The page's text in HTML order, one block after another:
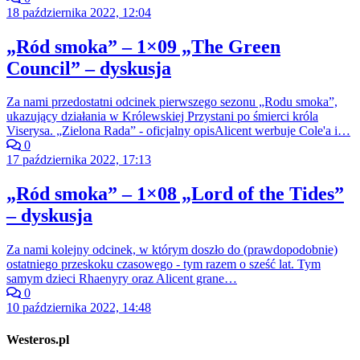
18 października 2022, 12:04
„Ród smoka” – 1×09 „The Green
Council” – dyskusja
Za nami przedostatni odcinek pierwszego sezonu „Rodu smoka”,
ukazujący działania w Królewskiej Przystani po śmierci króla
Viserysa. „Zielona Rada” - oficjalny opisAlicent werbuje Cole'a i…
0
17 października 2022, 17:13
„Ród smoka” – 1×08 „Lord of the Tides”
– dyskusja
Za nami kolejny odcinek, w którym doszło do (prawdopodobnie)
ostatniego przeskoku czasowego - tym razem o sześć lat. Tym
samym dzieci Rhaenyry oraz Alicent grane…
0
10 października 2022, 14:48
Westeros.pl